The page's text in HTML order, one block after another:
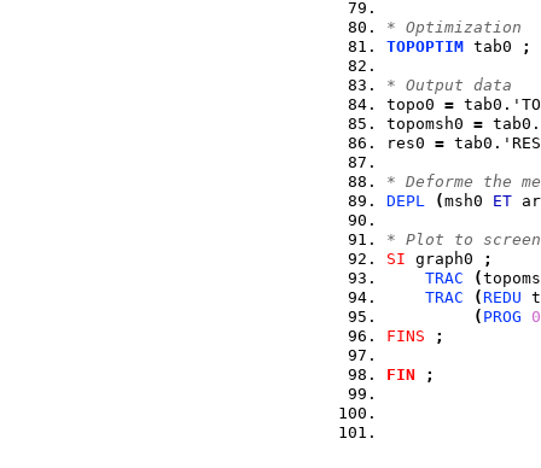
* Optimization
TOPOPTIM tab0 ;
* Output data
topo0 =
topomsh0 =
res0 =
* Deforme the
DEPL
(msh0 ET
* Plot to screen
SI graph0
;
TRAC
(
TRAC
(REDU
( PROG
FINS
;
FIN ;